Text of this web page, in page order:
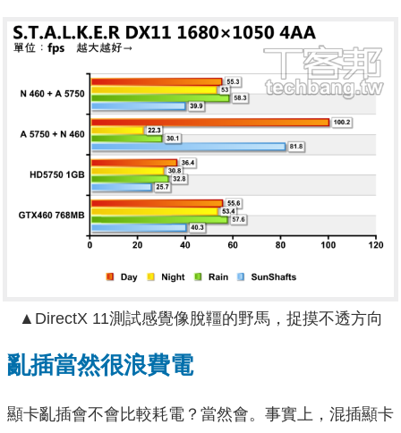
▲DirectX 11測試感覺像脫韁的野馬，捉摸不透方向
亂插當然很浪費電
顯卡亂插會不會比較耗電？當然會。事實上，混插顯卡